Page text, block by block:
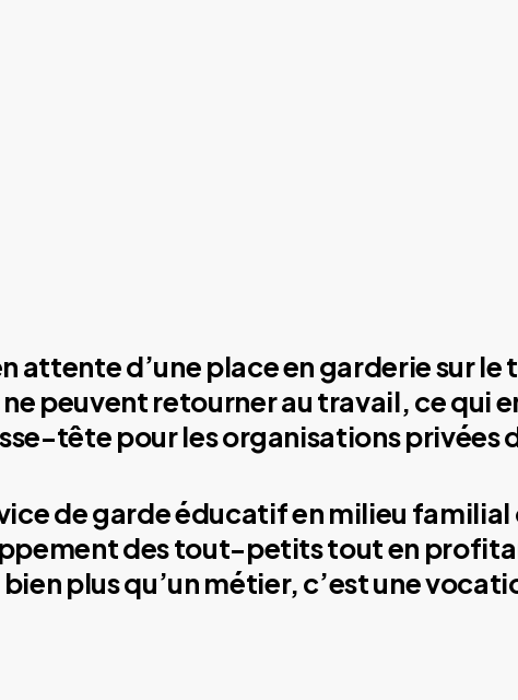
attente d’une place en garderie sur
peuvent retourner au travail, ce qui
tête pour les organisations
de garde éducatif en milieu
des tout-petits tout en
bien plus qu’un métier, c’est une